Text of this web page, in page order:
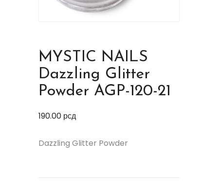
MYSTIC NAILS
Dazzling Glitter
Powder AGP-120-21
190.00 рсд
Dazzling Glitter Powder